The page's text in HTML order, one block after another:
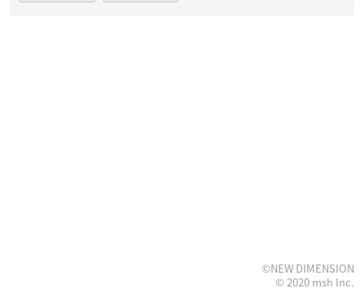
©NEW DIMENSION
© 2020 msh Inc.